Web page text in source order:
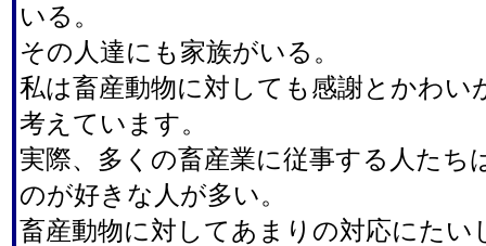
いる。
その人達にも家族がいる。
私は畜産動物に対しても感謝とかわい
考えています。
実際、多くの畜産業に従事する人たち
のが好きな人が多い。
畜産動物に対してあまりの対応にたい